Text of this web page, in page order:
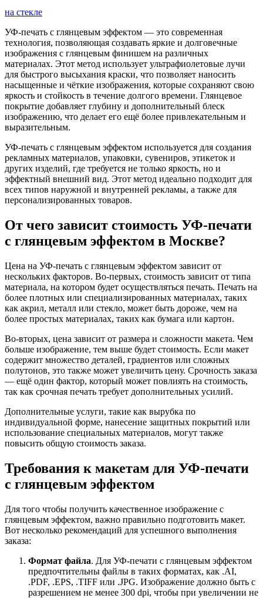
на стекле
УФ-печать с глянцевым эффектом — это современная
технология, позволяющая создавать яркие и долговечные
изображения с глянцевым финишем на различных
материалах. Этот метод использует ультрафиолетовые лучи
для быстрого высыхания краски, что позволяет наносить
насыщенные и чёткие изображения, которые сохраняют свою
яркость и стойкость в течение долгого времени. Глянцевое
покрытие добавляет глубину и дополнительный блеск
изображению, что делает его ещё более привлекательным и
выразительным.
УФ-печать с глянцевым эффектом используется для создания
рекламных материалов, упаковки, сувениров, этикеток и
других изделий, где требуется не только яркость, но и
эффектный внешний вид. Этот метод идеально подходит для
всех типов наружной и внутренней рекламы, а также для
персонализированных товаров.
От чего зависит стоимость УФ-печати
с глянцевым эффектом в Москве?
Цена на УФ-печать с глянцевым эффектом зависит от
нескольких факторов. Во-первых, стоимость зависит от типа
материала, на котором будет осуществляться печать. Печать на
более плотных или специализированных материалах, таких
как акрил, металл или стекло, может быть дороже, чем на
более простых материалах, таких как бумага или картон.
Во-вторых, цена зависит от размера и сложности макета. Чем
больше изображение, тем выше будет стоимость. Если макет
содержит множество деталей, градиентов или сложных
полутонов, это также может увеличить цену. Срочность заказа
— ещё один фактор, который может повлиять на стоимость,
так как срочная печать требует дополнительных усилий.
Дополнительные услуги, такие как вырубка по
индивидуальной форме, нанесение защитных покрытий или
использование специальных материалов, могут также
повысить общую стоимость заказа.
Требования к макетам для УФ-печати
с глянцевым эффектом
Для того чтобы получить качественное изображение с
глянцевым эффектом, важно правильно подготовить макет.
Вот несколько рекомендаций для успешного выполнения
заказа:
Формат файла. Для УФ-печати с глянцевым эффектом
предпочтительны файлы в таких форматах, как .AI,
.PDF, .EPS, .TIFF или .JPG. Изображение должно быть с
разрешением не менее 300 dpi, чтобы при увеличении не